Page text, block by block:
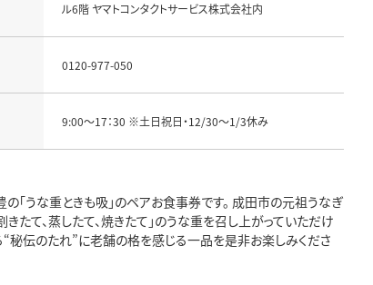
ル6階 ヤマトコンタクトサービス株式会社内
0120-977-050
9:00～17：30 ※土日祝日・12/30～1/3休み
「うな重ときも吸」のペアお食事券です。 成田市の元祖うなぎ
て、蒸したて、焼きたて」のうな重を召し上がっていただけ
秘伝のたれ”に老舗の格を感じる一品を是非お楽しみくださ